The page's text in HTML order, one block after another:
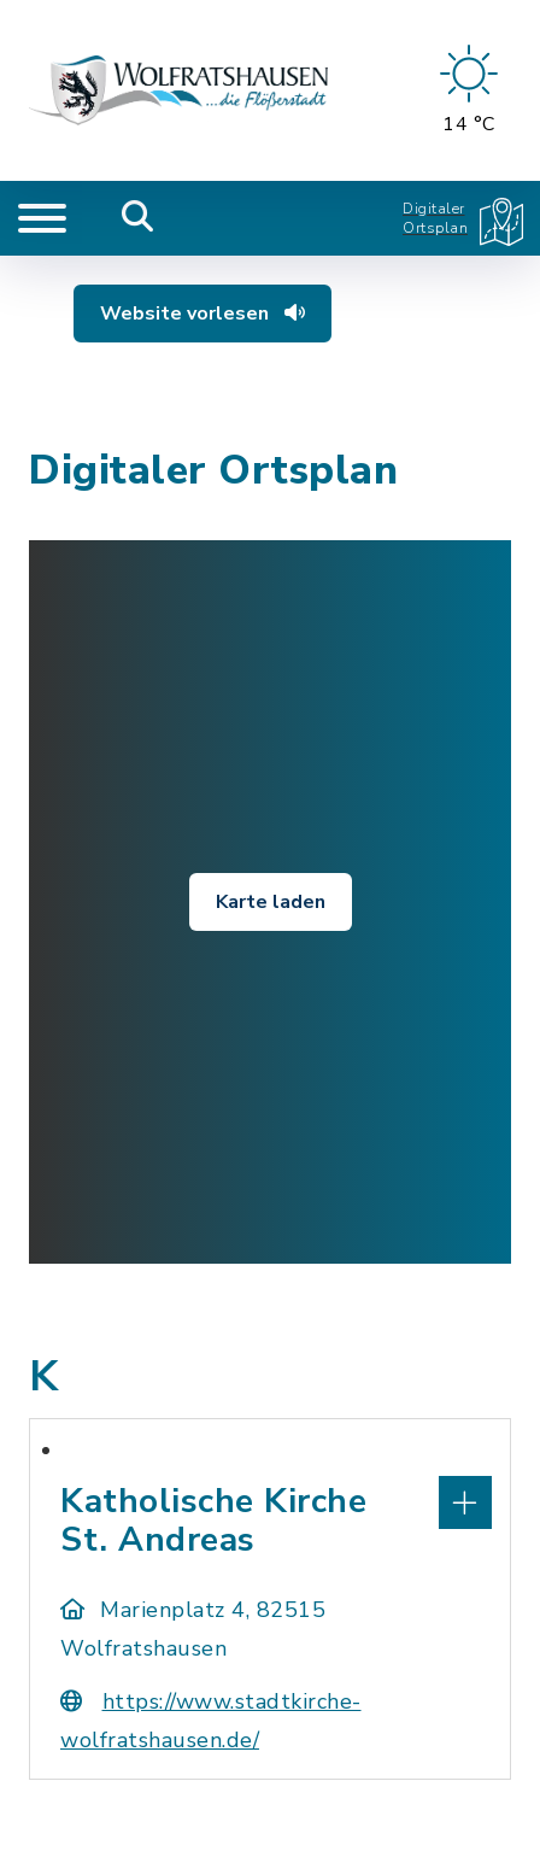
14 °C
Digitaler
Ortsplan
Website vorlesen
Digitaler Ortsplan
Karte laden
K
Katholische Kirche
St. Andreas
Marienplatz 4, 82515
Wolfratshausen
https://www.stadtkirche-
wolfratshausen.de/